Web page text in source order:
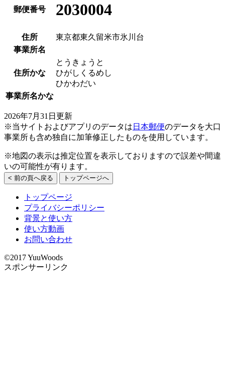
郵便番号 2030004
住所
東京都東久留米市氷川台
事業所名
住所かな
とうきょうと
ひがしくるめし
ひかわだい
事業所名かな
2026年7月31日更新
※当サイトおよびアプリのデータは 日本郵便のデータを大口
事業所も含め独自に加筆修正したものを使用しています。
※地図の表示は推定位置を表示しておりますので誤差や間違
いの可能性が有ります。
< 前の頁へ戻る トップページへ
トップページ
プライバシーポリシー
背景と使い方
使い方動画
お問い合わせ
©2017 YuuWoods
スポンサーリンク